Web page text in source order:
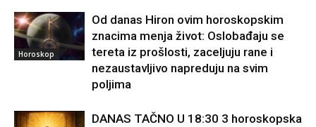
Horoskop
Od danas Hiron ovim horoskopskim
znacima menja život: Oslobađaju se
tereta iz prošlosti, zaceljuju rane i
nezaustavljivo napreduju na svim
poljima
DANAS TAČNO U 18:30 3 horoskopska